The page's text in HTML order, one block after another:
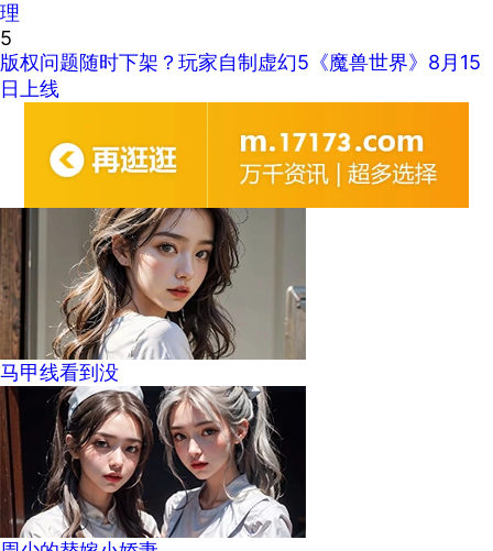
理
5
版权问题随时下架？玩家自制虚幻5《魔兽世界》8月15
日上线
马甲线看到没